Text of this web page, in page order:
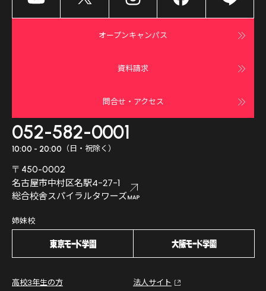
オープンキャンパス
資料請求
問合せ・アクセス
052-582-0001
10:00 - 20:00 （日・祝除く）
〒450-0002
名古屋市中村区名駅4-27-1
総合校舎スパイラルタワーズ
姉妹校
高校3年生の方 法人サイト